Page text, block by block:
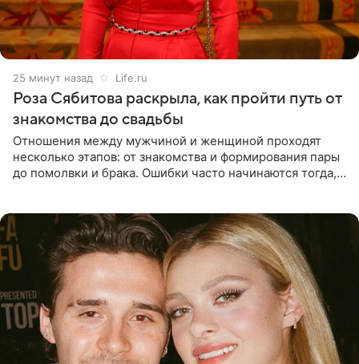
25 минут назад Life.ru
Роза Сябитова раскрыла, как пройти путь от
знакомства до свадьбы
Отношения между мужчиной и женщиной проходят
несколько этапов: от знакомства и формирования пары
до помолвки и брака. Ошибки часто начинаются тогда,